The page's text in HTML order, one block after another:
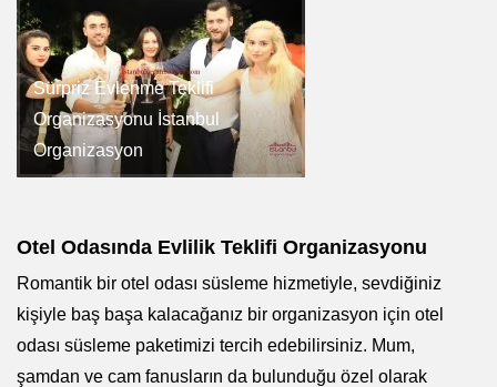
Sürpriz Evlenme Teklifi
Organizasyonu İstanbul
Organizasyon
Otel Odasında Evlilik Teklifi Organizasyonu
Romantik bir otel odası süsleme hizmetiyle, sevdiğiniz
kişiyle baş başa kalacağanız bir organizasyon için otel
odası süsleme paketimizi tercih edebilirsiniz. Mum,
şamdan ve cam fanusların da bulunduğu özel olarak